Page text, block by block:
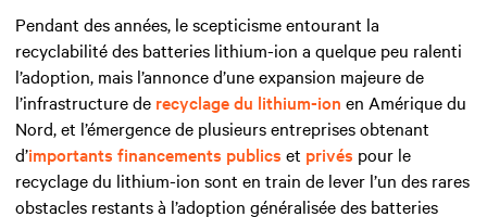
Pendant des années, le scepticisme entourant la
recyclabilité des batteries lithium-ion a quelque peu ralenti
l’adoption, mais l’annonce d’une expansion majeure de
l’infrastructure de recyclage du lithium-ion en Amérique du
Nord, et l’émergence de plusieurs entreprises obtenant
d’importants financements publics et privés pour le
recyclage du lithium-ion sont en train de lever l’un des rares
obstacles restants à l’adoption généralisée des batteries